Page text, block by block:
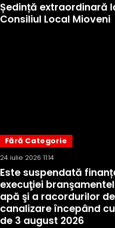
Ședință extraordinară
Consiliul Local Mioveni
Fără Categorie
24 iulie 2026 11:14
Este suspendată
execuţiei
apă şi a racordurilor de
canalizare începând
de 3 august 2026